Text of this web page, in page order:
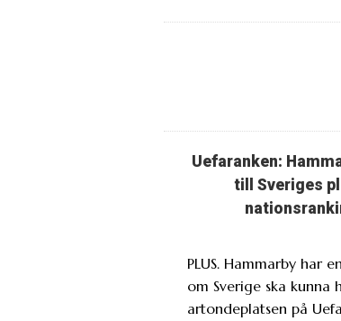
Uefaranken:
till Sveriges
PLUS. Hammarby har
om Sverige ska kunna
artondeplatsen på